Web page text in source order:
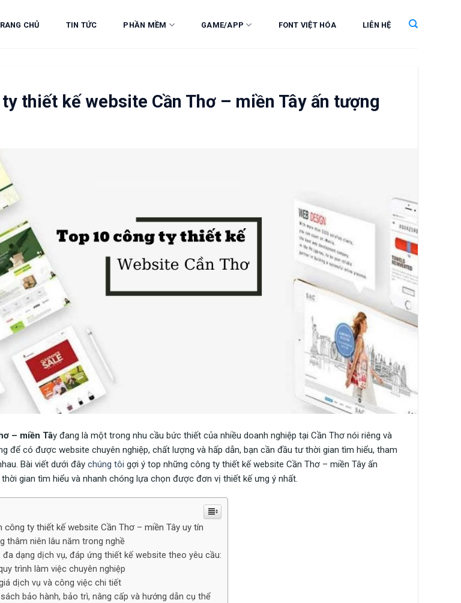
CHỦ TIN TỨC PHẦN MỀM GAME/APP FONT VIỆT HÓA LIÊN HỆ
thiết kế website Cần Thơ – miền Tây ấn tượng
– miền Tây đang là một trong nhu cầu bức thiết của nhiều doanh nghiệp tại Cần Thơ nói riêng và
để có được website chuyên nghiệp, chất lượng và hấp dẫn, bạn cần đầu tư thời gian tìm hiểu, tham
Bài viết dưới đây chúng tôi gợi ý top những công ty thiết kế website Cần Thơ – miền Tây ấn
gian tìm hiểu và nhanh chóng lựa chọn được đơn vị thiết kế ưng ý nhất.
công ty thiết kế website Cần Thơ – miền Tây uy tín
thâm niên lâu năm trong nghề
dạng dịch vụ, đáp ứng thiết kế website theo yêu cầu:
trình làm việc chuyên nghiệp
dịch vụ và công việc chi tiết
bảo hành, bảo trì, nâng cấp và hướng dẫn cụ thể